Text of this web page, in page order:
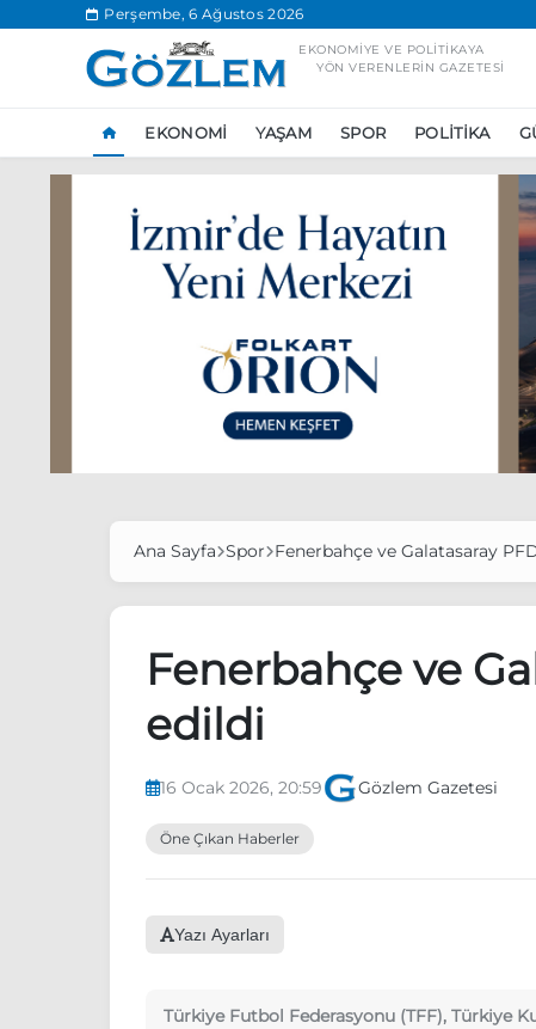
Perşembe, 6 Ağustos 2026
EKONOMIYE VE POLITIKAYA
YÖN VERENLERIN GAZETESI
EKONOMI YAŞAM SPOR POLITIKA
Ünlü çift bir
Ana Sayfa Spor Fenerbahçe ve Galatasaray
Fenerbahçe ve
edildi
16 Ocak 2026, 20:59 Gözlem Gazetesi
Öne Çıkan Haberler
Yazı Ayarları
Türkiye Futbol Federasyonu (TFF), Türkiye